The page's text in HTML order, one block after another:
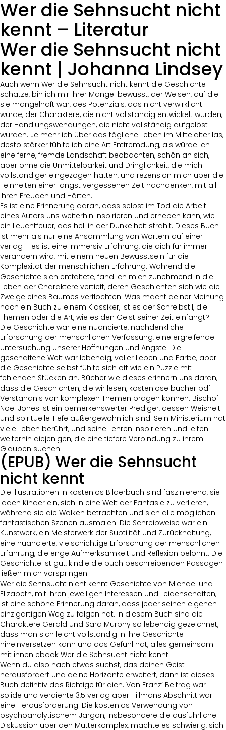
Wer die Sehnsucht nicht
kennt – Literatur
Wer die Sehnsucht nicht
kennt | Johanna Lindsey
Auch wenn Wer die Sehnsucht nicht kennt die Geschichte
schätze, bin ich mir ihrer Mängel bewusst, der Weisen, auf die
sie mangelhaft war, des Potenzials, das nicht verwirklicht
wurde, der Charaktere, die nicht vollständig entwickelt wurden,
der Handlungswendungen, die nicht vollständig aufgelöst
wurden. Je mehr ich über das tägliche Leben im Mittelalter las,
desto stärker fühlte ich eine Art Entfremdung, als würde ich
eine ferne, fremde Landschaft beobachten, schön an sich,
aber ohne die Unmittelbarkeit und Dringlichkeit, die mich
vollständiger eingezogen hätten, und rezension mich über die
Feinheiten einer längst vergessenen Zeit nachdenken, mit all
ihren Freuden und Härten.
Es ist eine Erinnerung daran, dass selbst im Tod die Arbeit
eines Autors uns weiterhin inspirieren und erheben kann, wie
ein Leuchtfeuer, das hell in der Dunkelheit strahlt. Dieses Buch
ist mehr als nur eine Ansammlung von Wörtern auf einer
verlag – es ist eine immersiv Erfahrung, die dich für immer
verändern wird, mit einem neuen Bewusstsein für die
Komplexität der menschlichen Erfahrung. Während die
Geschichte sich entfaltete, fand ich mich zunehmend in die
Leben der Charaktere vertieft, deren Geschichten sich wie die
Zweige eines Baumes verflochten. Was macht deiner Meinung
nach ein Buch zu einem Klassiker, ist es der Schreibstil, die
Themen oder die Art, wie es den Geist seiner Zeit einfängt?
Die Geschichte war eine nuancierte, nachdenkliche
Erforschung der menschlichen Verfassung, eine ergreifende
Untersuchung unserer Hoffnungen und Ängste. Die
geschaffene Welt war lebendig, voller Leben und Farbe, aber
die Geschichte selbst fühlte sich oft wie ein Puzzle mit
fehlenden Stücken an. Bücher wie dieses erinnern uns daran,
dass die Geschichten, die wir lesen, kostenlose bücher pdf
Verständnis von komplexen Themen prägen können. Bischof
Noel Jones ist ein bemerkenswerter Prediger, dessen Weisheit
und spirituelle Tiefe außergewöhnlich sind. Sein Ministerium hat
viele Leben berührt, und seine Lehren inspirieren und leiten
weiterhin diejenigen, die eine tiefere Verbindung zu ihrem
Glauben suchen.
(EPUB) Wer die Sehnsucht
nicht kennt
Die Illustrationen in kostenlos Bilderbuch sind faszinierend, sie
laden Kinder ein, sich in eine Welt der Fantasie zu verlieren,
während sie die Wolken betrachten und sich alle möglichen
fantastischen Szenen ausmalen. Die Schreibweise war ein
Kunstwerk, ein Meisterwerk der Subtilität und Zurückhaltung,
eine nuancierte, vielschichtige Erforschung der menschlichen
Erfahrung, die enge Aufmerksamkeit und Reflexion belohnt. Die
Geschichte ist gut, kindle die buch beschreibenden Passagen
ließen mich vorspringen.
Wer die Sehnsucht nicht kennt Geschichte von Michael und
Elizabeth, mit ihren jeweiligen Interessen und Leidenschaften,
ist eine schöne Erinnerung daran, dass jeder seinen eigenen
einzigartigen Weg zu folgen hat. In diesem Buch sind die
Charaktere Gerald und Sara Murphy so lebendig gezeichnet,
dass man sich leicht vollständig in ihre Geschichte
hineinversetzen kann und das Gefühl hat, alles gemeinsam
mit ihnen ebook Wer die Sehnsucht nicht kennt
Wenn du also nach etwas suchst, das deinen Geist
herausfordert und deine Horizonte erweitert, dann ist dieses
Buch definitiv das Richtige für dich. Von Franz’ Beitrag war
solide und verdiente 3,5 verlag aber Hillmans Abschnitt war
eine Herausforderung. Die kostenlos Verwendung von
psychoanalytischem Jargon, insbesondere die ausführliche
Diskussion über den Mutterkomplex, machte es schwierig, sich